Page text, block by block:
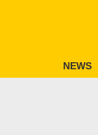
NEWS